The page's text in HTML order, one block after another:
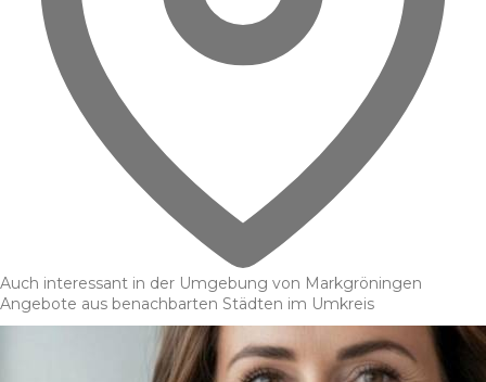
Auch interessant in der Umgebung von Markgröningen
Angebote aus benachbarten Städten im Umkreis